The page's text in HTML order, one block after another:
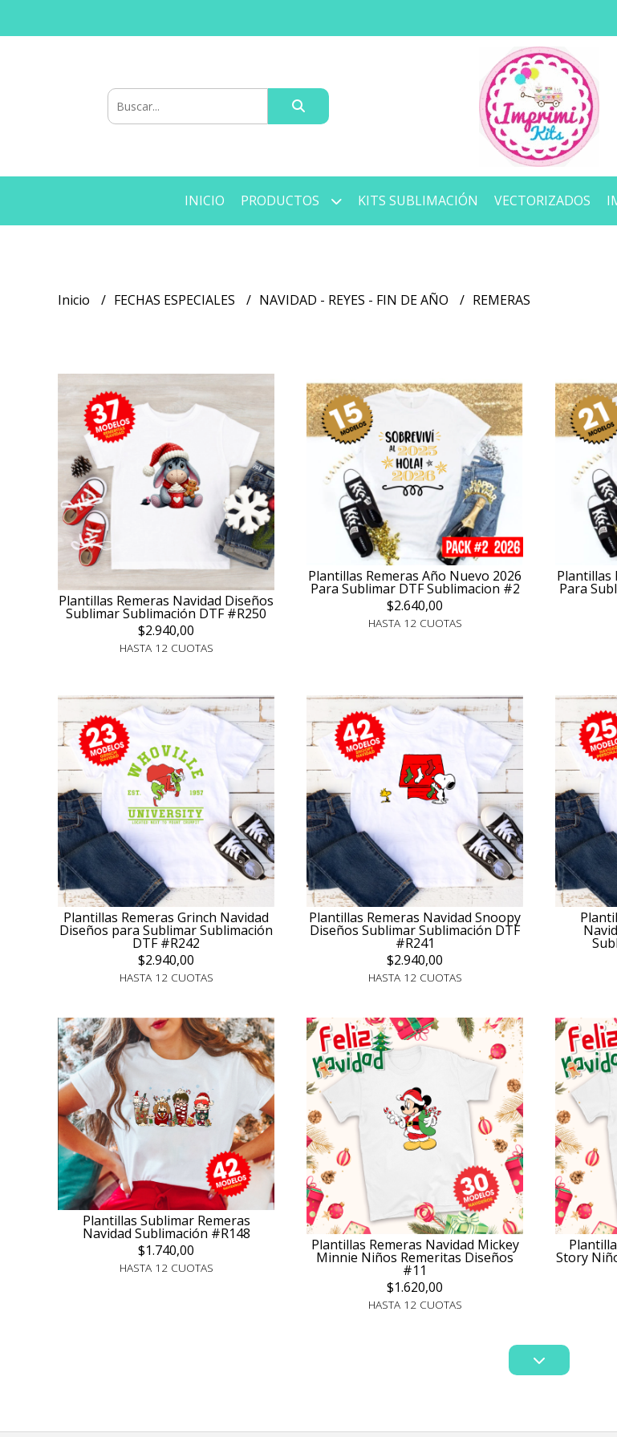
INICIO PRODUCTOS KITS SUBLIMACIÓN VECTORIZADOS
Inicio FECHAS ESPECIALES NAVIDAD - REYES - FIN DE AÑO REMERAS
Plantillas Remeras Navidad Diseños
Sublimar Sublimación DTF #R250
$2.940,00
HASTA 12 CUOTAS
Plantillas Remeras Año Nuevo 2026
Para Sublimar DTF Sublimacion #2
$2.640,00
HASTA 12 CUOTAS
Plantillas
Para
Plantillas Remeras Grinch Navidad
Diseños para Sublimar Sublimación
DTF #R242
$2.940,00
HASTA 12 CUOTAS
Plantillas Remeras Navidad Snoopy
Diseños Sublimar Sublimación DTF
#R241
$2.940,00
HASTA 12 CUOTAS
Plantillas Sublimar Remeras
Navidad Sublimación #R148
$1.740,00
HASTA 12 CUOTAS
Plantillas Remeras Navidad Mickey
Minnie Niños Remeritas Diseños
#11
$1.620,00
HASTA 12 CUOTAS
Story